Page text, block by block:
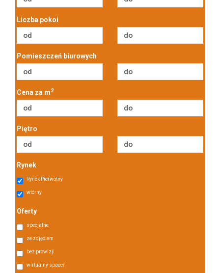
Liczba pokoi
Pomieszczeń biurowych
Cena za m2
Piętro
Rynek
Rynek Pierwotny
wtórny
Oferty
specjalne
ze zdjęciem
bez prowizji
wirtualny spacer